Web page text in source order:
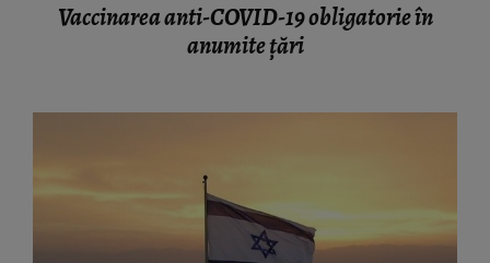
Vaccinarea anti-COVID-19 obligatorie în
anumite țări